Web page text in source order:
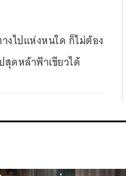
งไปแห่งหนใด ก็ไม่ต้อง
สุดหล้าฟ้าเขียวได้